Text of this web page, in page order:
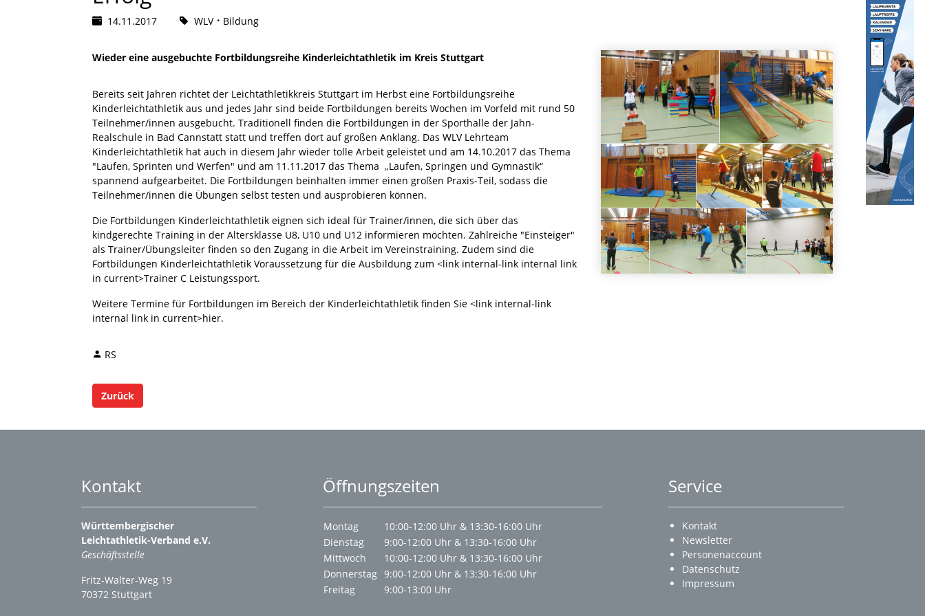
14.11.2017 WLV Bildung
Wieder eine ausgebuchte Fortbildungsreihe Kinderleichtathletik im Kreis Stuttgart
Bereits seit Jahren richtet der Leichtathletikkreis Stuttgart im Herbst eine Fortbildungsreihe
Kinderleichtathletik aus und jedes Jahr sind beide Fortbildungen bereits Wochen im Vorfeld mit rund 50
Teilnehmer/innen ausgebucht. Traditionell finden die Fortbildungen in der Sporthalle der Jahn-
Realschule in Bad Cannstatt statt und treffen dort auf großen Anklang. Das WLV Lehrteam
Kinderleichtathletik hat auch in diesem Jahr wieder tolle Arbeit geleistet und am 14.10.2017 das Thema
"Laufen, Sprinten und Werfen" und am 11.11.2017 das Thema „Laufen, Springen und Gymnastik“
spannend aufgearbeitet. Die Fortbildungen beinhalten immer einen großen Praxis-Teil, sodass die
Teilnehmer/innen die Übungen selbst testen und ausprobieren können.
Die Fortbildungen Kinderleichtathletik eignen sich ideal für Trainer/innen, die sich über das
kindgerechte Training in der Altersklasse U8, U10 und U12 informieren möchten. Zahlreiche "Einsteiger"
als Trainer/Übungsleiter finden so den Zugang in die Arbeit im Vereinstraining. Zudem sind die
Fortbildungen Kinderleichtathletik Voraussetzung für die Ausbildung zum <link internal-link internal link
in current>Trainer C Leistungssport.
Weitere Termine für Fortbildungen im Bereich der Kinderleichtathletik finden Sie <link internal-link
internal link in current>hier.
RS
Zurück
Kontakt
Württembergischer
Leichtathletik-Verband e.V.
Geschäftsstelle
Fritz-Walter-Weg 19
70372 Stuttgart
Öffnungszeiten
Montag
10:00-12:00 Uhr & 13:30-16:00 Uhr
Dienstag
9:00-12:00 Uhr & 13:30-16:00 Uhr
Mittwoch
10:00-12:00 Uhr & 13:30-16:00 Uhr
Donnerstag 9:00-12:00 Uhr & 13:30-16:00 Uhr
Freitag
9:00-13:00 Uhr
Service
Kontakt
Newsletter
Personenaccount
Datenschutz
Impressum